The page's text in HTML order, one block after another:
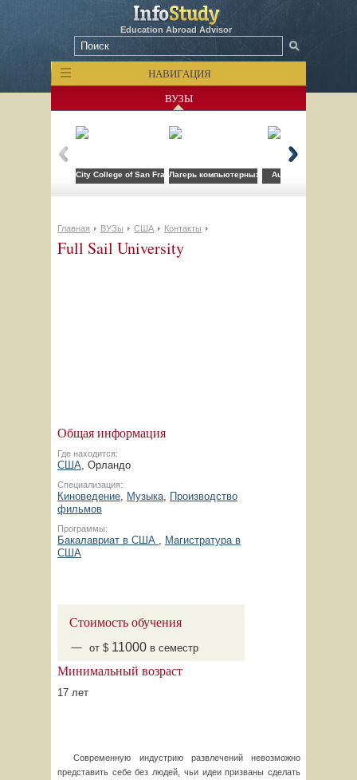
Education Abroad Advisor
НАВИГАЦИЯ
ВУЗЫ
City College of San FranciscoЛагерь компьютерных технологий FLS при
Auburn University
Главная ВУЗы США Контакты
Full Sail University
Общая информация
Где находится:
США, Орландо
Специализация:
Киноведение, Музыка, Производство
фильмов
Программы:
Бакалавриат в США , Магистратура в
США
Стоимость обучения
от $ 11000 в семестр
Минимальный возраст
17 лет
Современную индустрию развлечений невозможно
представить себе без людей, чьи идеи призваны сделать